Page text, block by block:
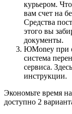
курьером.
вам счет на
Средства
этого вы
документы.
ЮMoney при
система
сервиса.
инструкции.
Экономьте время
доступно 2